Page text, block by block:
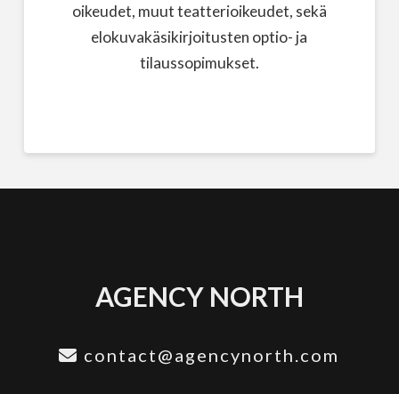
oikeudet, muut teatterioikeudet, sekä
elokuvakäsikirjoitusten optio- ja
tilaussopimukset.
AGENCY NORTH
contact@agencynorth.com